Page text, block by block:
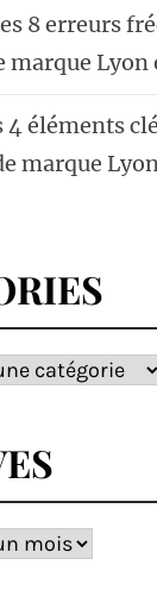
8 erreurs
marque Lyon
4 éléments
marque